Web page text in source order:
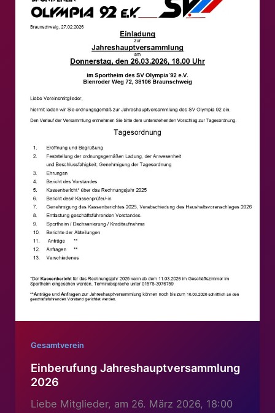
Gesamtverein
Einberufung Jahreshauptversammlung
2026
Liebe Mitglieder, am 26. März 2026, 18:00